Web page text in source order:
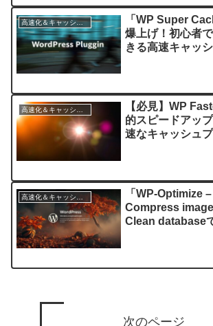
高速化＆キャッシュ管理
「WP Super
爆上げ！初心者
きる高速キャッ
【必見】WP
的スピードアッ
速なキャッシュ
「WP-Optimize
Compress
Clean database
次のページ